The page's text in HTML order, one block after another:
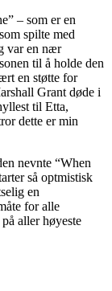
– som er en
spilte med
var en nær
til å holde den
en støtte for
Grant døde i
til Etta,
dette er min
nevnte “When
så optmistisk
en
for alle
aller høyeste